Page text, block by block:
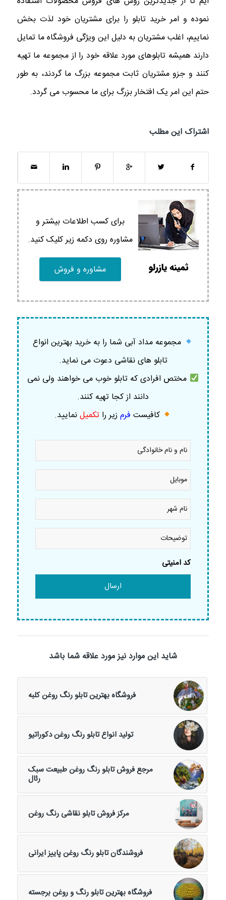
نموده و امر خرید تابلو را برای مشتریان خود لذت بخش
نماییم، اغلب مشتریان به دلیل این ویژگی فروشگاه ما تمایل
دارند همیشه تابلوهای مورد علاقه خود را از مجموعه ما تهیه
کنند و جزو مشتریان ثابت مجموعه بزرگ ما گردند، به طور
حتم این امر یک افتخار بزرگ برای ما محسوب می گردد.
اشتراک این مطلب
برای کسب اطلاعات بیشتر و
مشاوره روی دکمه زیر کلیک کنید.
مشاوره و فروش
مجموعه مداد آبی شما را به خرید بهترین انواع
تابلو های نقاشی دعوت می نماید.
مختص افرادی که تابلو خوب می خواهند ولی نمی
دانند از کجا تهیه کنند.
کافیست فرم زیر را تکمیلنمایید.
نام
نام
خانوادگی
موبایل
نام
شهر *
توضیحات
کد امنیتی
شاید این موارد نیز مورد علاقه شما باشد
فروشگاه بهترین تابلو رنگ روغن کلبه
تولید انواع تابلو رنگ روغن دکوراتیو
مرجع فروش تابلو رنگ روغن طبیعت سبک
رئال
مرکز فروش تابلو نقاشی رنگ روغن
فروشندگان تابلو رنگ روغن پاییز ایرانی
فروشگاه بهترین تابلو رنگ و روغن برجسته